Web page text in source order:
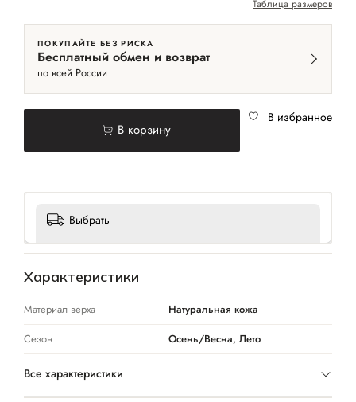
Таблица размеров
ПОКУПАЙТЕ БЕЗ РИСКА
Бесплатный обмен и возврат
по всей России
В корзину
В избранное
Выбрать
Характеристики
Материал верха
Натуральная кожа
Сезон
Осень/Весна, Лето
Все характеристики